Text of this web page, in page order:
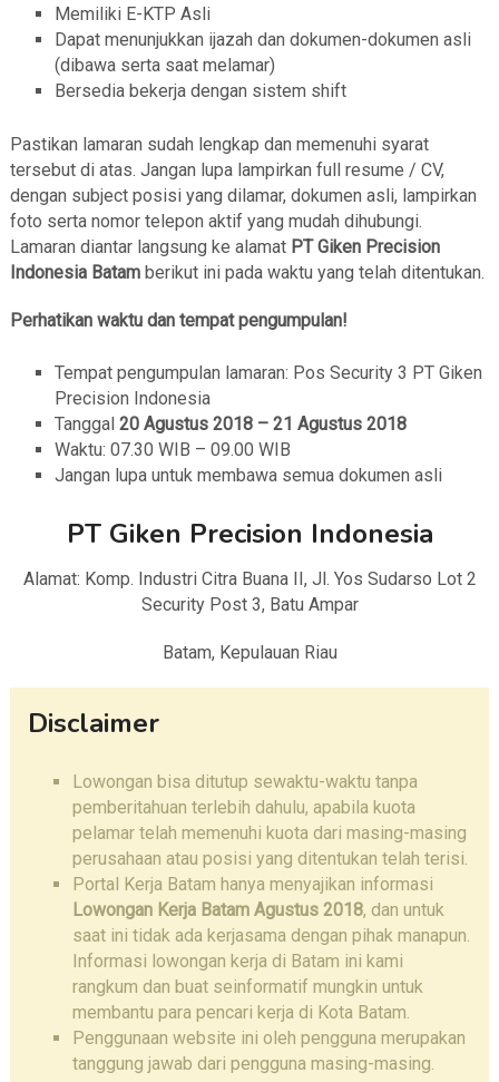
Memiliki E-KTP Asli
Dapat menunjukkan ijazah dan dokumen-dokumen asli
(dibawa serta saat melamar)
Bersedia bekerja dengan sistem shift
Pastikan lamaran sudah lengkap dan memenuhi syarat
tersebut di atas. Jangan lupa lampirkan full resume / CV,
dengan subject posisi yang dilamar, dokumen asli, lampirkan
foto serta nomor telepon aktif yang mudah dihubungi.
Lamaran diantar langsung ke alamat PT Giken Precision
Indonesia Batamberikut ini pada waktu yang telah ditentukan.
Perhatikan waktu dan tempat pengumpulan!
Tempat pengumpulan lamaran: Pos Security 3 PT Giken
Precision Indonesia
Tanggal 20 Agustus 2018 – 21 Agustus 2018
Waktu: 07.30 WIB – 09.00 WIB
Jangan lupa untuk membawa semua dokumen asli
PT Giken Precision Indonesia
Alamat: Komp. Industri Citra Buana II, Jl. Yos Sudarso Lot 2
Security Post 3, Batu Ampar
Batam, Kepulauan Riau
Disclaimer
Lowongan bisa ditutup sewaktu-waktu tanpa
pemberitahuan terlebih dahulu, apabila kuota
pelamar telah memenuhi kuota dari masing-masing
perusahaan atau posisi yang ditentukan telah terisi.
Portal Kerja Batam hanya menyajikan informasi
Lowongan Kerja Batam Agustus 2018, dan untuk
saat ini tidak ada kerjasama dengan pihak manapun.
Informasi lowongan kerja di Batam ini kami
rangkum dan buat seinformatif mungkin untuk
membantu para pencari kerja di Kota Batam.
Penggunaan website ini oleh pengguna merupakan
tanggung jawab dari pengguna masing-masing.